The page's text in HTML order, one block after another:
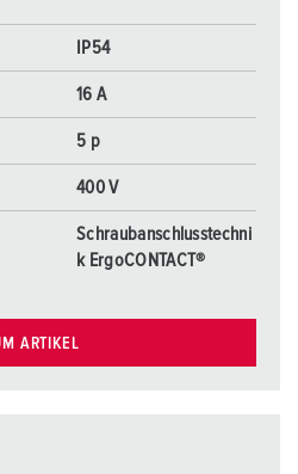
IP54
16 A
5 p
400 V
Schraubanschlusstechni
k ErgoCONTACT®
ARTIKEL